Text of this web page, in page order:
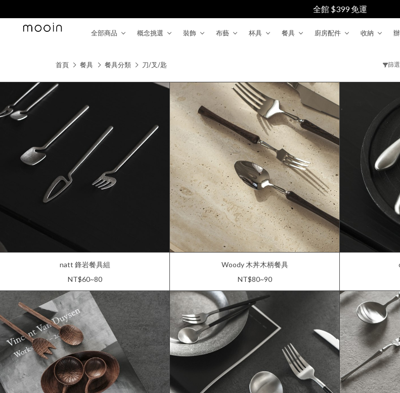
全館 $399 免運
全部商品 概念挑選 裝飾 布藝 杯具 餐具 廚房配件 收納
首頁 餐具 餐具分類 刀/叉/匙 篩選
natt 鋒岩餐具組
NT$60~80
Woody 木丼木柄餐具
NT$80~90